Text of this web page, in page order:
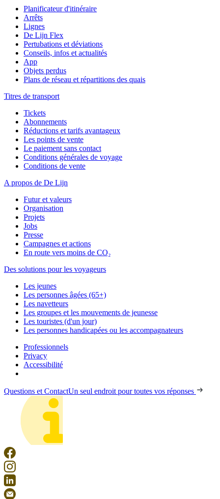
Planificateur d'itinéraire
Arrêts
Lignes
De Lijn Flex
Pertubations et déviations
Conseils, infos et actualités
App
Objets perdus
Plans de réseau et répartitions des quais
Titres de transport
Tickets
Abonnements
Réductions et tarifs avantageux
Les points de vente
Le paiement sans contact
Conditions générales de voyage
Conditions de vente
A propos de De Lijn
Futur et valeurs
Organisation
Projets
Jobs
Presse
Campagnes et actions
En route vers moins de CO₂
Des solutions pour les voyageurs
Les jeunes
Les personnes âgées (65+)
Les navetteurs
Les groupes et les mouvements de jeunesse
Les touristes (d'un jour)
Les personnes handicapées ou les accompagnateurs
Professionnels
Privacy
Accessibilité
Questions et ContactUn seul endroit pour toutes vos réponses